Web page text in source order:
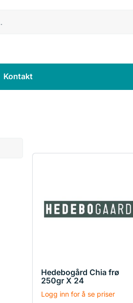
Kontakt
Hedebogård Chia frø
250gr X 24
Logg inn for å se priser